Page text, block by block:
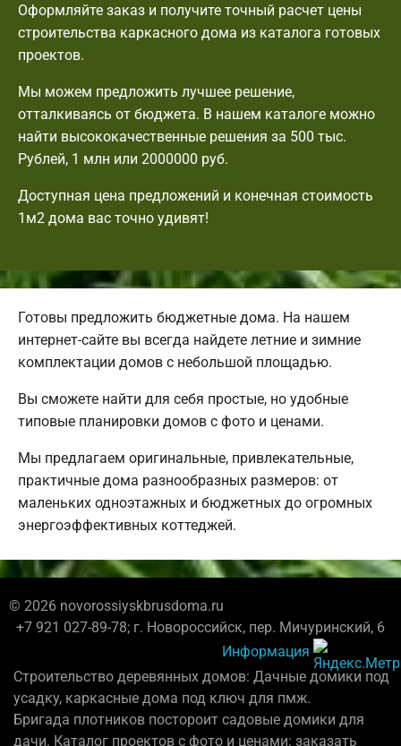
Оформляйте заказ и получите точный расчет цены
строительства каркасного дома из каталога готовых
проектов.
Мы можем предложить лучшее решение,
отталкиваясь от бюджета. В нашем каталоге можно
найти высококачественные решения за 500 тыс.
Рублей, 1 млн или 2000000 руб.
Доступная цена предложений и конечная стоимость
1м2 дома вас точно удивят!
Готовы предложить бюджетные дома. На нашем
интернет-сайте вы всегда найдете летние и зимние
комплектации домов с небольшой площадью.
Вы сможете найти для себя простые, но удобные
типовые планировки домов с фото и ценами.
Мы предлагаем оригинальные, привлекательные,
практичные дома разнообразных размеров: от
маленьких одноэтажных и бюджетных до огромных
энергоэффективных коттеджей.
© 2026 novorossiyskbrusdoma.ru
+7 921 027-89-78; г. Новороссийск, пер. Мичуринский, 6
Информация
Строительство деревянных домов: Дачные домики под
усадку, каркасные дома под ключ для пмж.
Бригада плотников постороит садовые домики для
дачи. Каталог проектов с фото и ценами: заказать